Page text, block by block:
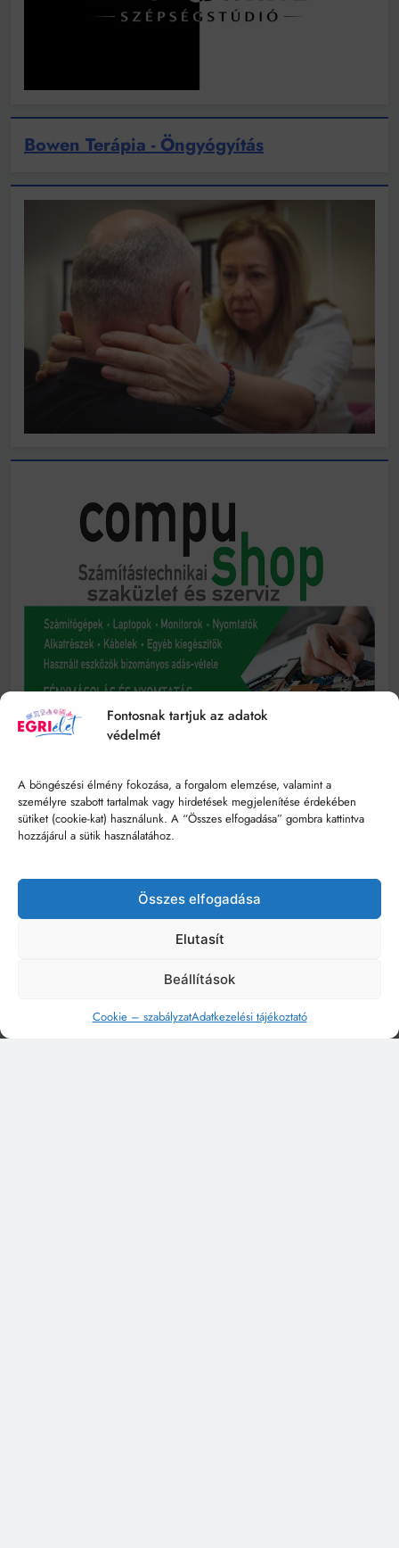
Fontosnak tartjuk az adatok
védelmét
A böngészési élmény fokozása, a forgalom elemzése, valamint a
személyre szabott tartalmak vagy hirdetések megjelenítése érdekében
sütiket (cookie-kat) használunk. A “Összes elfogadása” gombra kattintva
hozzájárul a sütik használatához.
Összes elfogadása
Elutasít
Beállítások
Cookie – szabályzatAdatkezelési tájékoztató
Bowen Terápia - Öngyógyítás